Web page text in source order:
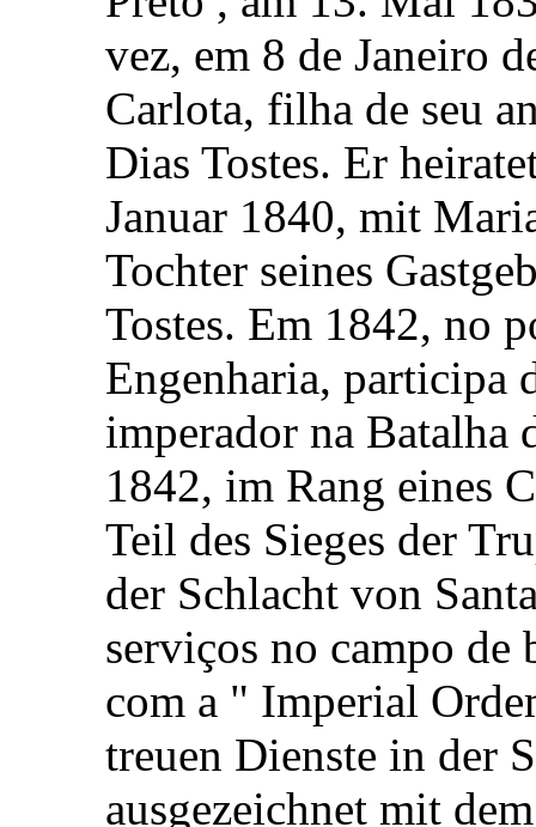
vez, em 8 de Janeiro
Carlota, filha de seu
Dias Tostes. Er
Januar 1840, mit
Tochter seines
Tostes. Em 1842, no
Engenharia, participa
imperador na Batalha
1842, im Rang eines
Teil des Sieges der
der Schlacht von
serviços no campo de
com a " Imperial
treuen Dienste in der
ausgezeichnet mit